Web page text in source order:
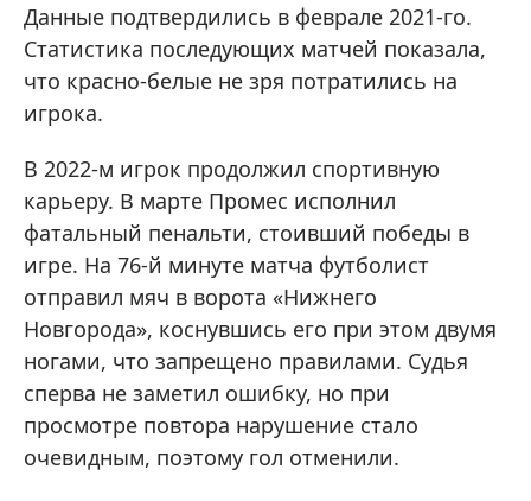
Данные подтвердились в феврале 2021-го.
Статистика последующих матчей показала,
что красно-белые не зря потратились на
игрока.
В 2022-м игрок продолжил спортивную
карьеру. В марте Промес исполнил
фатальный пенальти, стоивший победы в
игре. На 76-й минуте матча футболист
отправил мяч в ворота «Нижнего
Новгорода», коснувшись его при этом двумя
ногами, что запрещено правилами. Судья
сперва не заметил ошибку, но при
просмотре повтора нарушение стало
очевидным, поэтому гол отменили.